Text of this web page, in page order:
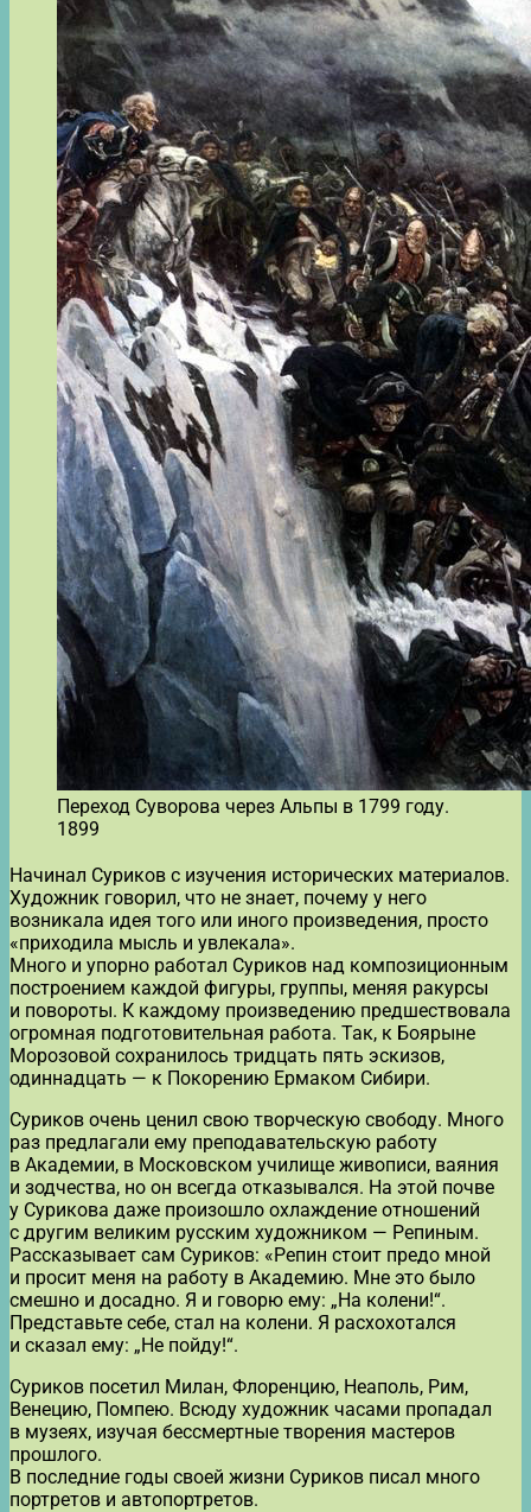
Переход Суворова через Альпы в 1799 году.
1899
Начинал Суриков с изучения исторических материалов.
Художник говорил, что не знает, почему у него
возникала идея того или иного произведения, просто
«приходила мысль и увлекала».
Много и упорно работал Суриков над композиционным
построением каждой фигуры, группы, меняя ракурсы
и повороты. К каждому произведению предшествовала
огромная подготовительная работа. Так, к Боярыне
Морозовой сохранилось тридцать пять эскизов,
одиннадцать — к Покорению Ермаком Сибири.
Суриков очень ценил свою творческую свободу. Много
раз предлагали ему преподавательскую работу
в Академии, в Московском училище живописи, ваяния
и зодчества, но он всегда отказывался. На этой почве
у Сурикова даже произошло охлаждение отношений
с другим великим русским художником — Репиным.
Рассказывает сам Суриков: «Репин стоит предо мной
и просит меня на работу в Академию. Мне это было
смешно и досадно. Я и говорю ему: „На колени!“.
Представьте себе, стал на колени. Я расхохотался
и сказал ему: „Не пойду!“.
Суриков посетил Милан, Флоренцию, Неаполь, Рим,
Венецию, Помпею. Всюду художник часами пропадал
в музеях, изучая бессмертные творения мастеров
прошлого.
В последние годы своей жизни Суриков писал много
портретов и автопортретов.